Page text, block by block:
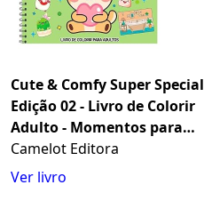
Cute & Comfy Super Special
Edição 02 - Livro de Colorir
Adulto - Momentos para
ser Feliz - Acompanha 1
Caneta
Camelot Editora
Ver livro